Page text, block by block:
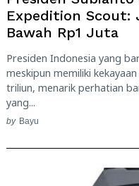
Expedition Scout:
Bawah Rp1 Juta
Presiden Indonesia yang
meskipun memiliki
triliun, menarik perhatian
yang...
by Bayu